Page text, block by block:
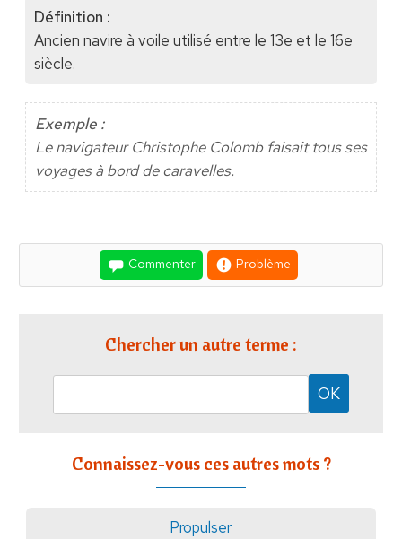
Définition :
Ancien navire à voile utilisé entre le 13e et le 16e
siècle.
Exemple :
Le navigateur Christophe Colomb faisait tous ses
voyages à bord de caravelles.
Commenter Problème
Chercher un autre terme :
Connaissez-vous ces autres mots ?
Propulser